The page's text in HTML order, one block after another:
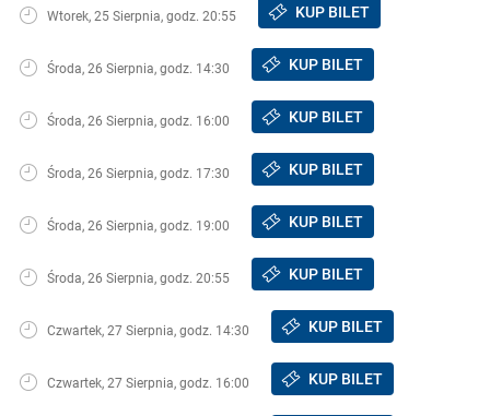
Wtorek, 25 Sierpnia, godz. 20:55 KUP BILET
Środa, 26 Sierpnia, godz. 14:30 KUP BILET
Środa, 26 Sierpnia, godz. 16:00 KUP BILET
Środa, 26 Sierpnia, godz. 17:30 KUP BILET
Środa, 26 Sierpnia, godz. 19:00 KUP BILET
Środa, 26 Sierpnia, godz. 20:55 KUP BILET
Czwartek, 27 Sierpnia, godz. 14:30 KUP BILET
Czwartek, 27 Sierpnia, godz. 16:00 KUP BILET